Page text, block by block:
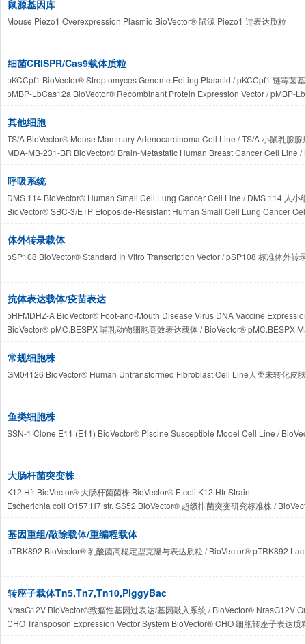
鼠源基因库
Mouse Piezo1 Overexpression Plasmid BioVector® 鼠源 Piezo1 过表达质粒
细菌CRISPR/Cas9载体质粒
pKCCpf1 BioVector® Streptomyces Genome Editing Plasmid / pKCCpf1 链霉菌
pMBP-LbCas12a BioVector® Recombinant Protein Expression Vector / pMBP-
其他细胞
TS/A BioVector® Mouse Mammary Adenocarcinoma Cell Line / TS/A 小鼠乳腺腺
MDA-MB-231-BR BioVector® Brain-Metastatic Human Breast Cancer Cell Line
呼吸系统
DMS 114 BioVector® Human Small Cell Lung Cancer Cell Line / DMS 114 人小
BioVector® SBC-3/ETP Etoposide-Resistant Human Small Cell Lung Cancer
HCC2429 BioVector® 人肺鳞状细胞癌细胞株 / BioVector® HCC2429 Human
CI-hAELVi BioVector®人肺泡 I 型上皮细胞株档案 / BioVector® CI-hAELVi
体外转录载体
pSP108 BioVector® Standard In Vitro Transcription Vector / pSP108 标准体外转
抗体表达载体/疫苗表达
pHFMDHZ-A BioVector® Foot-and-Mouth Disease Virus DNA Vaccine
BioVector® pMC.BESPX 哺乳动物细胞高效表达载体 / BioVector® pMC.BESPX
常规细胞株
GM04126 BioVector® Human Untransformed Fibroblast Cell Line人类未转化皮
鱼类细胞株
SSN-1 Clone E11 (E11) BioVector® Piscine Susceptible Model Cell Line /
大肠杆菌突变株
K12 Hfr BioVector® 大肠杆菌菌株 BioVector® E.coli K12 Hfr Strain
Escherichia coli O157:H7 str. SS52 BioVector® 超级排菌突变研究标准株 /
HS996 BioVector® Escherichia coli基因工程克隆菌株 / BioVector® Escherichia
SW102 BioVector®大肠杆菌重组工程菌株/ BioVector® SW102 E. coli
基因重组/敲除载体/重编程载体
pTRK892 BioVector® 乳酸菌高稳定型克隆与表达质粒 / BioVector® pTRK892
转座子载体Tn5,Tn7,Tn10,PiggyBac
NrasG12V BioVector®致瘤性基因过表达/基因敲入系统 / BioVector® NrasG12V
CHO Transposon Expression Vector System BioVector® CHO 细胞转座子表达质